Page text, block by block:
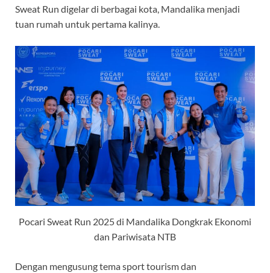
Sweat Run digelar di berbagai kota, Mandalika menjadi
tuan rumah untuk pertama kalinya.
Pocari Sweat Run 2025 di Mandalika Dongkrak Ekonomi
dan Pariwisata NTB
Dengan mengusung tema sport tourism dan